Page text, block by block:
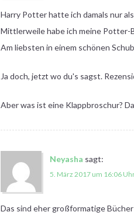
Harry Potter hatte ich damals nur
Mittlerweile habe ich meine Potter-
Am liebsten in einem schönen
Ja doch, jetzt wo du's sagst.
Aber was ist eine Klappbroschur?
Neyasha sagt:
5. März 2017 um 16:06
Das sind eher großformatige